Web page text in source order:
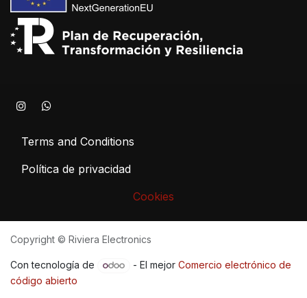
Terms and Conditions
Política de privacidad
Cookies
Copyright © Riviera Electronics
Con tecnología de - El mejorComercio electrónico de
código abierto